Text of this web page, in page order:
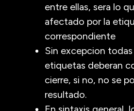
entre ellas, sera lo
afectado por la
correspondiente
Sin excepcion todas
etiquetas deberan
cierre, si no, no se
resultado.